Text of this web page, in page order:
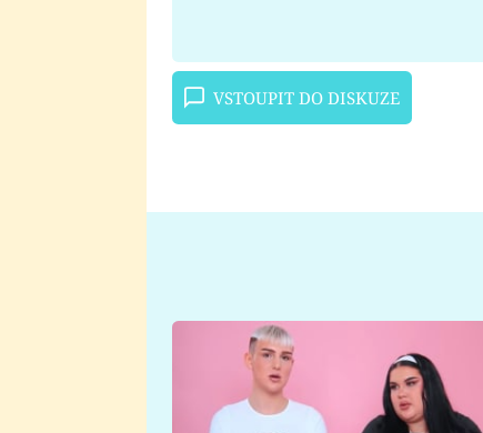
VSTOUPIT DO DISKUZE